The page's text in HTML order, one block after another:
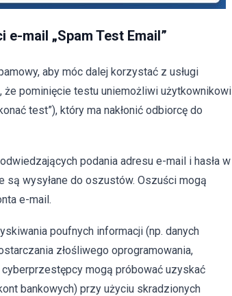
mail „Spam Test Email”
aby móc dalej korzystać z usługi
że pominięcie testu uniemożliwi użytkownikowi
test”), który ma nakłonić odbiorcę do
podania adresu e-mail i hasła w
są wysyłane do oszustów. Oszuści mogą
e-mail.
poufnych informacji (np. danych
złośliwego oprogramowania,
mogą próbować uzyskać
bankowych) przy użyciu skradzionych